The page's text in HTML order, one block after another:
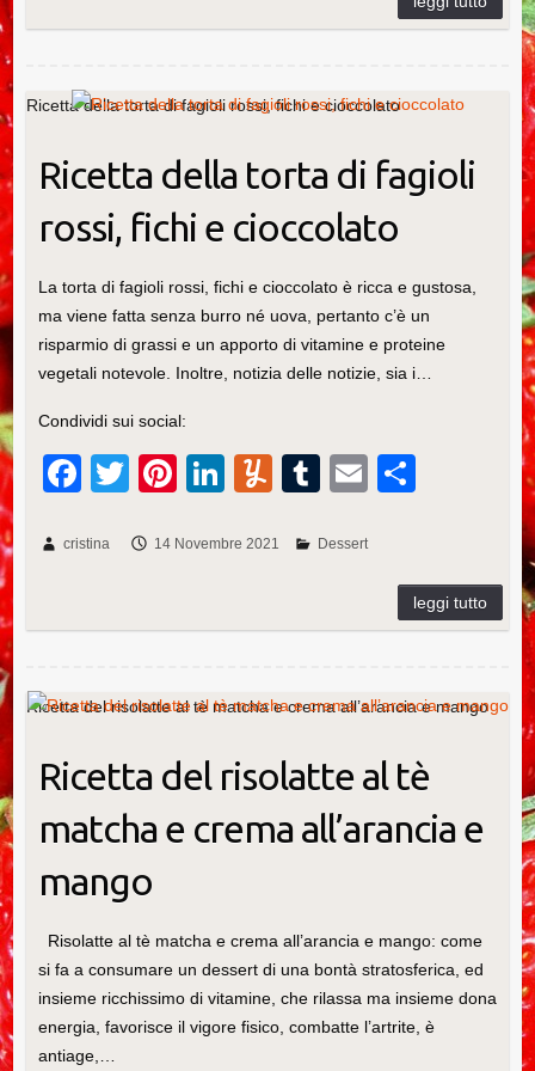
o
k
n
di
Ricetta della torta di fagioli rossi, fichi e cioccolato
Ricetta della torta di fagioli
rossi, fichi e cioccolato
La torta di fagioli rossi, fichi e cioccolato è ricca e gustosa,
ma viene fatta senza burro né uova, pertanto c’è un
risparmio di grassi e un apporto di vitamine e proteine
vegetali notevole. Inoltre, notizia delle notizie, sia i…
Condividi sui social:
F
c
b
o
T
tt
Pi
er
st
Li
k
dI
Y
m
ly
T
m
r
E
ail
di
vi
cristina 14 Novembre 2021 Dessert
Ricetta del risolatte al tè matcha e crema all’arancia e mango
Ricetta del risolatte al tè
matcha e crema all’arancia e
mango
Risolatte al tè matcha e crema all’arancia e mango: come
si fa a consumare un dessert di una bontà stratosferica, ed
insieme ricchissimo di vitamine, che rilassa ma insieme dona
energia, favorisce il vigore fisico, combatte l’artrite, è
antiage,…